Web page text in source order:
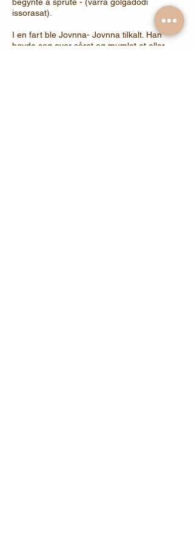
issorasat).
I en fart ble Jovnna- Jovnna tilkalt. Han
bøyde seg over såret og mumlet et eller